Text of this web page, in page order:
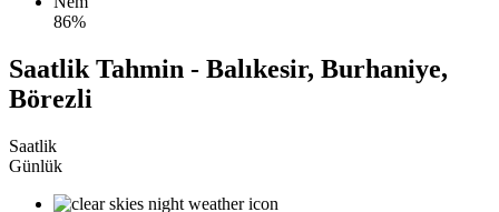
86%
Saatlik Tahmin - Balıkesir, Burhaniye,
Börezli
Saatlik
Günlük